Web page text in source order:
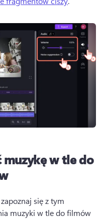
muzykę w tle do
się z tym
muzyki w tle do filmów